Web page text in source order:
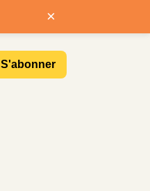
×
S'abonner